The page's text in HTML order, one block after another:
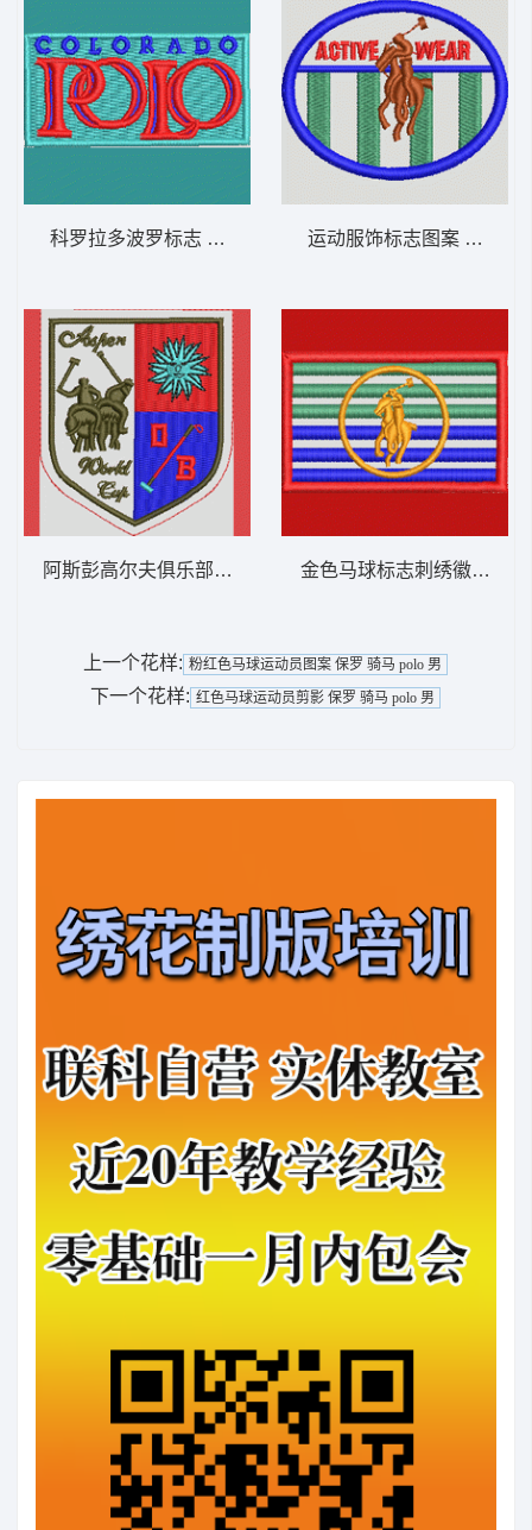
科罗拉多波罗标志 保罗 骑马 polo 男
阿斯彭高尔夫俱乐部徽章 保罗 骑马 polo 男
运动服饰标志图案 保罗 骑
金色马球标志刺绣徽章 保
上一个花样: 粉红色马球运动员图案 保罗 骑马 polo 男
下一个花样: 红色马球运动员剪影 保罗 骑马 polo 男